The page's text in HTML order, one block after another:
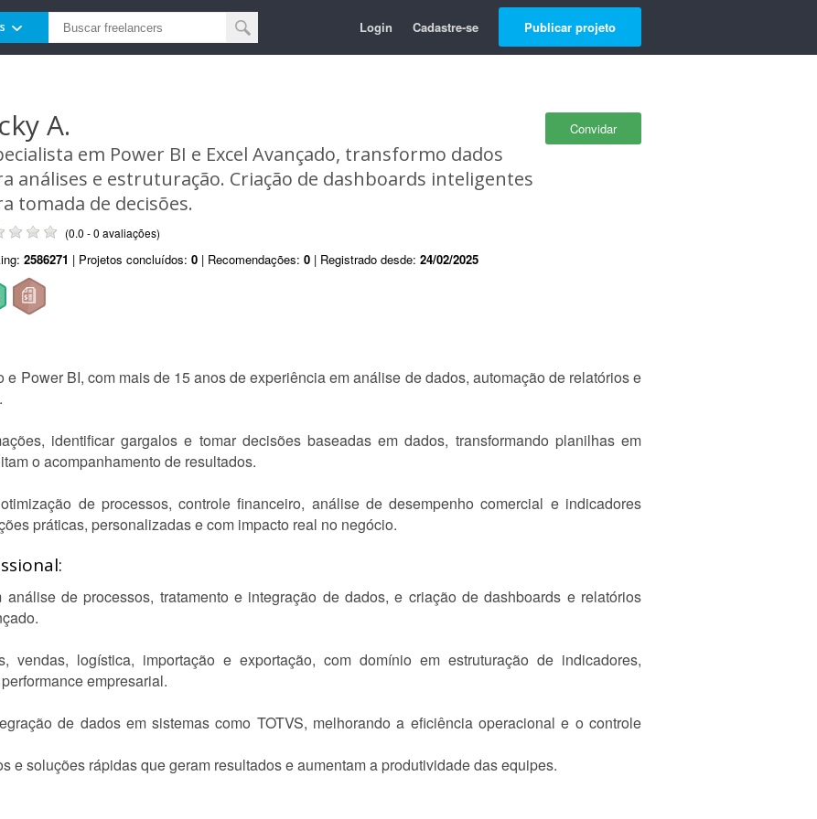
Login Cadastre-se Publicar projeto
Convidar
A.
em Power BI e Excel Avançado, transformo dados
análises e estruturação. Criação de dashboards inteligentes
tomada de decisões.
(0.0 - 0 avaliações)
2586271 | Projetos concluídos: 0 | Recomendações: 0 | Registrado desde: 24/02/2025
Power BI, com mais de 15 anos de experiência em análise de dados, automação de relatórios e
identificar gargalos e tomar decisões baseadas em dados, transformando planilhas em
o acompanhamento de resultados.
de processos, controle financeiro, análise de desempenho comercial e indicadores
práticas, personalizadas e com impacto real no negócio.
de processos, tratamento e integração de dados, e criação de dashboards e relatórios
vendas, logística, importação e exportação, com domínio em estruturação de indicadores,
empresarial.
de dados em sistemas como TOTVS, melhorando a eficiência operacional e o controle
e soluções rápidas que geram resultados e aumentam a produtividade das equipes.